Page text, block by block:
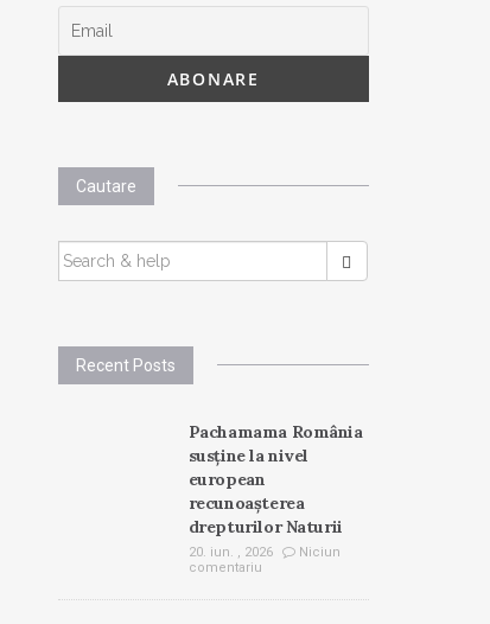
Cautare
SEARCH
FOR:
Recent Posts
Pachamama România
susține la nivel
european
recunoașterea
drepturilor Naturii
20. iun. , 2026
Niciun
comentariu